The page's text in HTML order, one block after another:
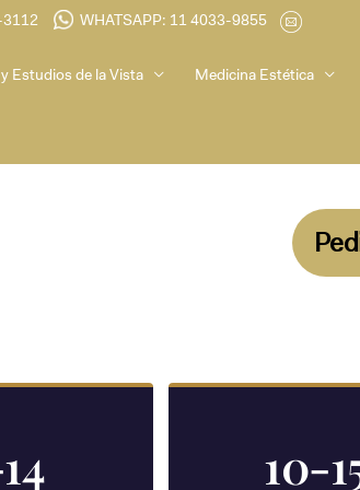
WHATSAPP: 11 4033-9855
3112
Estudios de la Vista Medicina Estética
10-